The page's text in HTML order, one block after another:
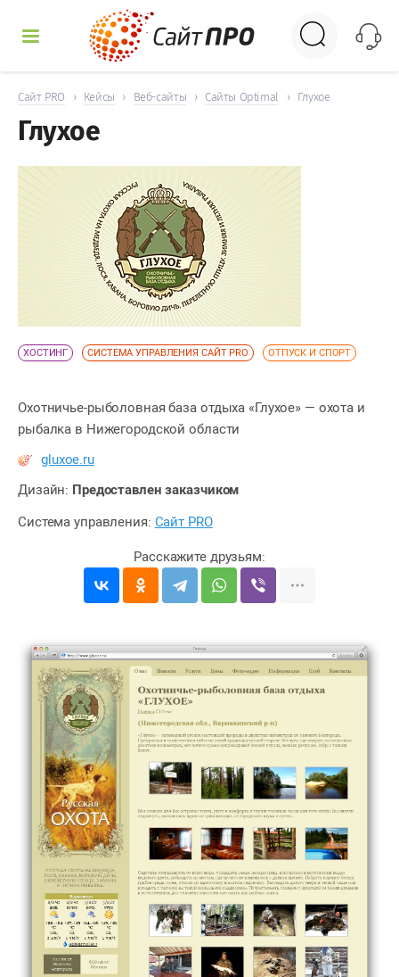
Сайт PRO › Кейсы › Веб-сайты › Сайты Optimal › Глухое
Глухое
ХОСТИНГ СИСТЕМА УПРАВЛЕНИЯ САЙТ PRO ОТПУСК И СПОРТ
Охотничье-рыболовная база отдыха «Глухое» — охота и
рыбалка в Нижегородской области
gluxoe.ru
Дизайн: Предоставлен заказчиком
Система управления: Сайт PRO
УСЛУГИ
ДОСКА
НОВОСТИ
ОТЗЫВЫ